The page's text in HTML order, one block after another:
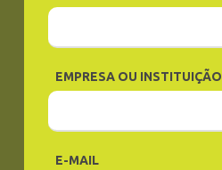
EMPRESA OU INSTITUIÇÃO
E-MAIL